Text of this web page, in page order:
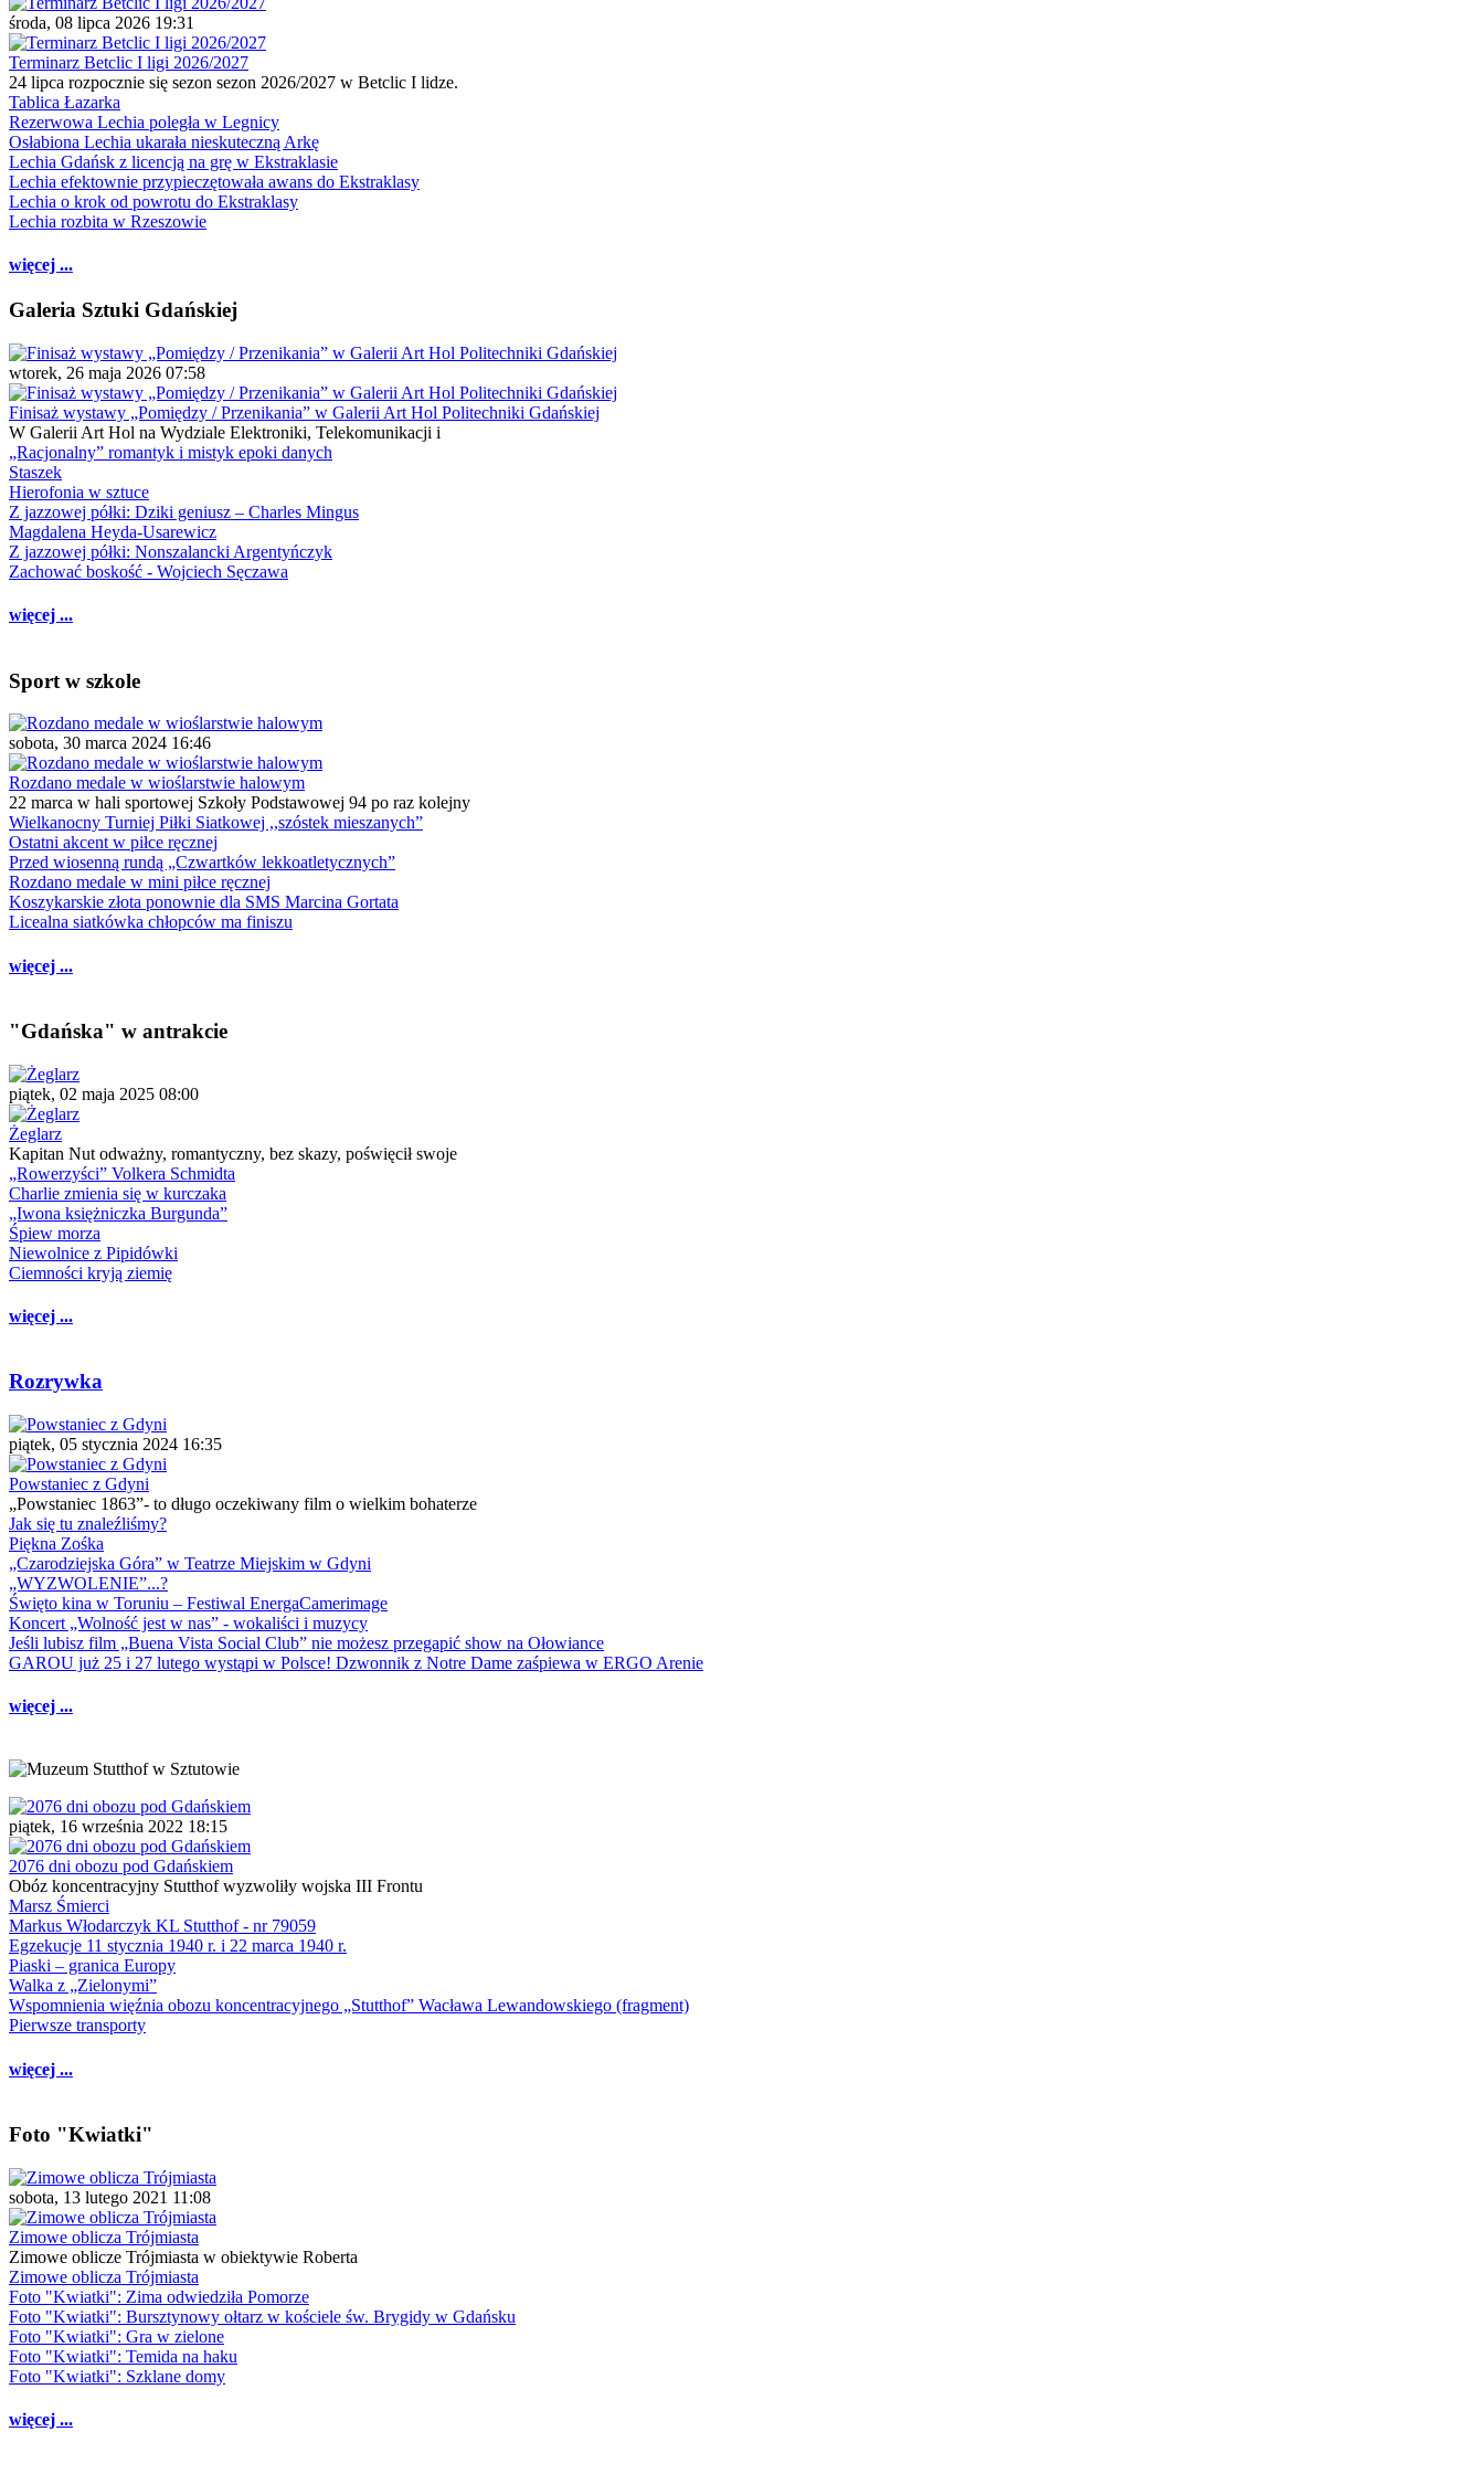
środa, 08 lipca 2026 19:31
Terminarz Betclic I ligi 2026/2027
24 lipca rozpocznie się sezon sezon 2026/2027 w Betclic I lidze.
Tablica Łazarka
Rezerwowa Lechia poległa w Legnicy
Osłabiona Lechia ukarała nieskuteczną Arkę
Lechia Gdańsk z licencją na grę w Ekstraklasie
Lechia efektownie przypieczętowała awans do Ekstraklasy
Lechia o krok od powrotu do Ekstraklasy
Lechia rozbita w Rzeszowie
więcej ...
Galeria Sztuki Gdańskiej
wtorek, 26 maja 2026 07:58
Finisaż wystawy „Pomiędzy / Przenikania” w Galerii Art Hol Politechniki Gdańskiej
W Galerii Art Hol na Wydziale Elektroniki, Telekomunikacji i
„Racjonalny” romantyk i mistyk epoki danych
Staszek
Hierofonia w sztuce
Z jazzowej półki: Dziki geniusz – Charles Mingus
Magdalena Heyda-Usarewicz
Z jazzowej półki: Nonszalancki Argentyńczyk
Zachować boskość - Wojciech Sęczawa
więcej ...
Sport w szkole
sobota, 30 marca 2024 16:46
Rozdano medale w wioślarstwie halowym
22 marca w hali sportowej Szkoły Podstawowej 94 po raz kolejny
Wielkanocny Turniej Piłki Siatkowej ,,szóstek mieszanych”
Ostatni akcent w piłce ręcznej
Przed wiosenną rundą „Czwartków lekkoatletycznych”
Rozdano medale w mini piłce ręcznej
Koszykarskie złota ponownie dla SMS Marcina Gortata
Licealna siatkówka chłopców ma finiszu
więcej ...
"Gdańska" w antrakcie
piątek, 02 maja 2025 08:00
Żeglarz
Kapitan Nut odważny, romantyczny, bez skazy, poświęcił swoje
„Rowerzyści” Volkera Schmidta
Charlie zmienia się w kurczaka
„Iwona księżniczka Burgunda”
Śpiew morza
Niewolnice z Pipidówki
Ciemności kryją ziemię
więcej ...
Rozrywka
piątek, 05 stycznia 2024 16:35
Powstaniec z Gdyni
„Powstaniec 1863”- to długo oczekiwany film o wielkim bohaterze
Jak się tu znaleźliśmy?
Piękna Zośka
„Czarodziejska Góra” w Teatrze Miejskim w Gdyni
„WYZWOLENIE”...?
Święto kina w Toruniu – Festiwal EnergaCamerimage
Koncert „Wolność jest w nas” - wokaliści i muzycy
Jeśli lubisz film „Buena Vista Social Club” nie możesz przegapić show na Ołowiance
GAROU już 25 i 27 lutego wystąpi w Polsce! Dzwonnik z Notre Dame zaśpiewa w ERGO Arenie
więcej ...
piątek, 16 września 2022 18:15
2076 dni obozu pod Gdańskiem
Obóz koncentracyjny Stutthof wyzwoliły wojska III Frontu
Marsz Śmierci
Markus Włodarczyk KL Stutthof - nr 79059
Egzekucje 11 stycznia 1940 r. i 22 marca 1940 r.
Piaski – granica Europy
Walka z „Zielonymi”
Wspomnienia więźnia obozu koncentracyjnego „Stutthof” Wacława Lewandowskiego (fragment)
Pierwsze transporty
więcej ...
Foto "Kwiatki"
sobota, 13 lutego 2021 11:08
Zimowe oblicza Trójmiasta
Zimowe oblicze Trójmiasta w obiektywie Roberta
Zimowe oblicza Trójmiasta
Foto "Kwiatki": Zima odwiedziła Pomorze
Foto "Kwiatki": Bursztynowy ołtarz w kościele św. Brygidy w Gdańsku
Foto "Kwiatki": Gra w zielone
Foto "Kwiatki": Temida na haku
Foto "Kwiatki": Szklane domy
więcej ...